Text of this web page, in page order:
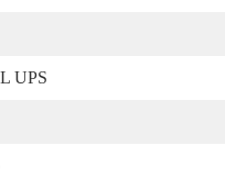
UPS